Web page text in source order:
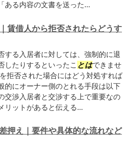
ある内容の文書を送った...
賃借人から拒否されたらどうす
する入居者に対しては、強制的に退
したりするといったこ とはできませ
拒否された場合にはどう対処すれば
的にオーナー側のとれる手段は以下
交渉入居者と交渉する上で重要なの
リットがあると伝える...
押え｜要件や具体的な流れなど